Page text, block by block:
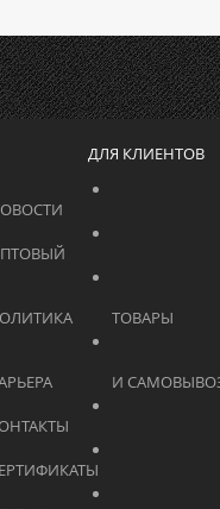
			    		КАРЬЕРА
ДЛЯ КЛИЕНТОВ